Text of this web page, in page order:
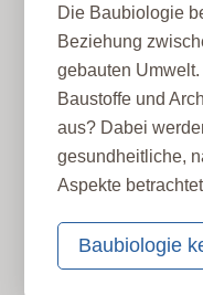
Die Baubiologie
Beziehung
gebauten
Baustoffe und
aus? Dabei
gesundheitliche,
Aspekte
Baubiologie